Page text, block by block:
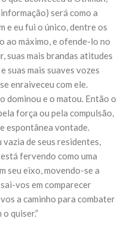
Ali Ibn Al-Hussein
o Misericordioso! Diante da
do quarto Imam dos
Ibn Ali Ibn Abi Táleb
(Formosura
recebe o ex-
Exteriores da
Irã
São Paulo, o ex-ministro das
Islâmica do Irã, Sr. Kamal
será como a
e eu fui o único, dentre os
ao máximo, e ofende-lo no
suas mais brandas atitudes
suas mais suaves vozes
enraiveceu com ele.
dominou e o matou. Então o
força ou pela compulsão,
espontânea vontade.
de seus residentes,
fervendo como uma
seu eixo, movendo-se a
vos em comparecer
a caminho para combater
quiser.”